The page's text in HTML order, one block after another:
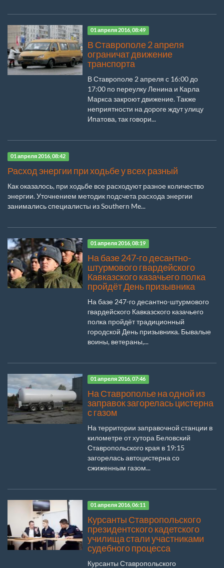
01 апреля 2016, 08:49
В Ставрополе 2 апреля
ограничат движение
транспорта
В Ставрополе 2 апреля с 16:00 до
17:00 по переулку Ленина и Карла
Маркса закроют движение. Также
неприятности на дороге ждут улицу
Ипатова, так говори...
01 апреля 2016, 08:42
Расход энергии при ходьбе у всех разный
Как оказалось, при ходьбе все расходуют разное количество
энергии. Уточнением методик подсчета расхода энергии
занимались специалисты из Southern Me...
01 апреля 2016, 08:19
На базе 247-го десантно-
штурмового гвардейского
Кавказского казачьего полка
пройдёт День призывника
На базе 247-го десантно-штурмового
гвардейского Кавказского казачьего
полка пройдёт традиционный
городской День призывника. Бывалые
воины, ветераны,...
01 апреля 2016, 07:46
На Ставрополье на одной из
заправок загорелась цистерна
с газом
На территории заправочной станции в
километре от хутора Беловский
Ставропольского края в 19:15
загорелась автоцистерна со
сжиженным газом...
01 апреля 2016, 06:11
Курсанты Ставропольского
президентского кадетского
училища стали участниками
судебного процесса
Курсанты Ставропольского